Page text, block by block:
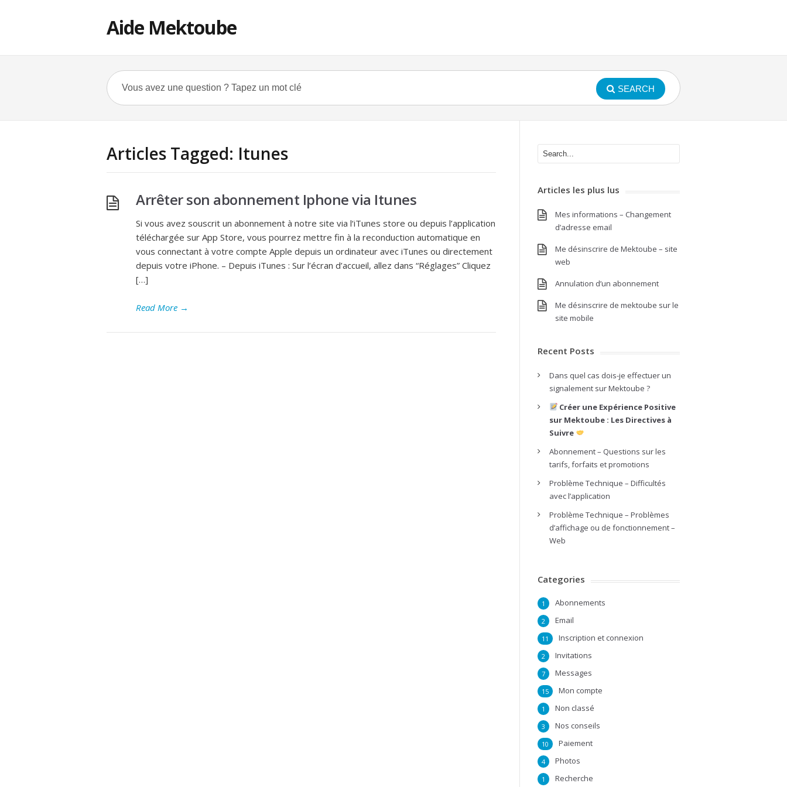
Aide Mektoube
SEARCH
Articles Tagged: Itunes
Arrêter son abonnement Iphone via Itunes
Si vous avez souscrit un abonnement à notre site via l‘iTunes store ou depuis l’application
téléchargée sur App Store, vous pourrez mettre fin à la reconduction automatique en
vous connectant à votre compte Apple depuis un ordinateur avec iTunes ou directement
depuis votre iPhone. – Depuis iTunes : Sur l’écran d’accueil, allez dans “Réglages” Cliquez
[…]
Read More →
Articles les plus lus
Mes informations – Changement
d’adresse email
Me désinscrire de Mektoube – site
web
Annulation d’un abonnement
Me désinscrire de mektoube sur le
site mobile
Recent Posts
Dans quel cas dois-je effectuer un
signalement sur Mektoube ?
Créer une Expérience Positive
sur Mektoube : Les Directives à
Suivre
Abonnement – Questions sur les
tarifs, forfaits et promotions
Problème Technique – Difficultés
avec l’application
Problème Technique – Problèmes
d’affichage ou de fonctionnement –
Web
Categories
Abonnements
1
Email
2
Inscription et connexion
11
Invitations
2
Messages
7
Mon compte
15
Non classé
1
Nos conseils
3
Paiement
10
Photos
4
Recherche
1